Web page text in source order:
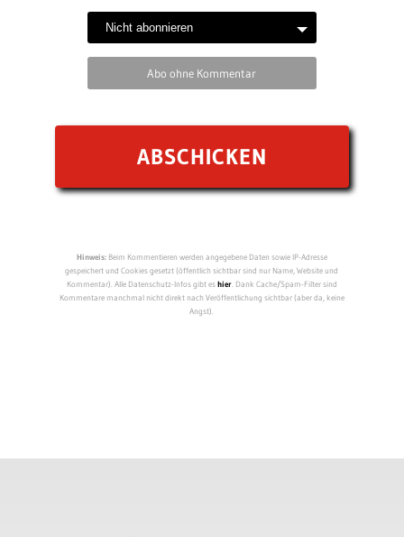
Abo ohne Kommentar
Hinweis:Beim Kommentieren werden angegebene Daten sowie IP-Adresse
gespeichert und Cookies gesetzt (öffentlich sichtbar sind nur Name, Website und
Kommentar). Alle Datenschutz-Infos gibt eshier. Dank Cache/Spam-Filter sind
Kommentare manchmal nicht direkt nach Veröffentlichung sichtbar (aber da, keine
Angst).